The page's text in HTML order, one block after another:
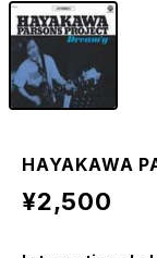
HAYAKAWA
¥2,500